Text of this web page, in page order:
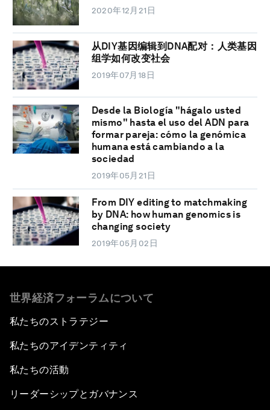
2020年12月21日
从DIY基因编辑到DNA配对：人类基因
组学如何改变社会
2019年07月18日
Desde la Biología "hágalo usted
mismo" hasta el uso del ADN para
formar pareja: cómo la genómica
humana está cambiando a la
sociedad
2019年05月21日
From DIY editing to matchmaking
by DNA: how human genomics is
changing society
2019年05月02日
世界経済フォーラムについて
私たちのストラテジー
私たちのアイデンティティ
私たちの活動
リーダーシップとガバナンス